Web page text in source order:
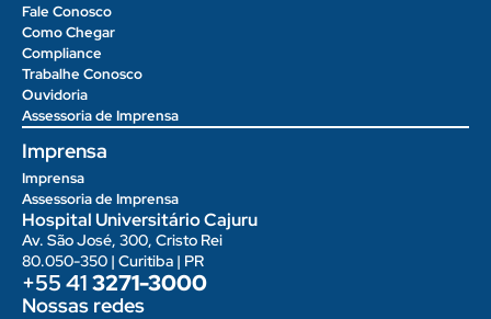
Fale Conosco
Como Chegar
Compliance
Trabalhe Conosco
Ouvidoria
Assessoria de Imprensa
Imprensa
Imprensa
Assessoria de Imprensa
Hospital Universitário Cajuru
Av. São José, 300, Cristo Rei
80.050-350 | Curitiba | PR
+55 413271-3000
Nossas redes